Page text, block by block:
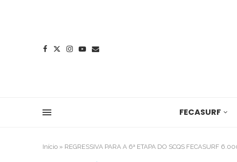
FECASURF
Início » REGRESSIVA PARA A 6ª ETAPA DO SCQS FECASURF